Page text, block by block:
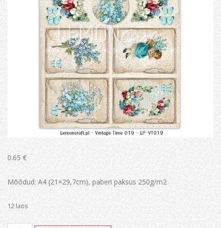
0.65 €
Mõõdud: A4 (21×29,7cm), paberi paksus 250g/m2
12 laos